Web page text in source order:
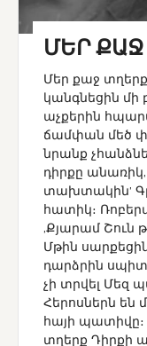
ՄԵՐ
Մեր քաջ
կանգնեցին մի
աչքերին
ճամփան մեծ
նրանք
դիրքը
տախտակին’
հատիկ։
,Քյարամ Շուն
Մթին
դարձրին
չի տրվել Մեզ
Հերոսներն են
հայի պատիվը։
տղերք Դիրքի